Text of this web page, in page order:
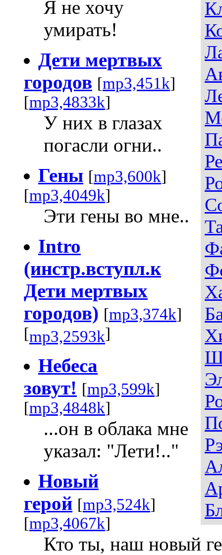
Я не хочу
умирать!
Дети мертвых
городов [mp3,451k]
[mp3,4833k]
У них в глазах
погасли огни..
Гены [mp3,600k]
[mp3,4049k]
Эти гены во мне..
Intro
(инстр.вступл.к
Дети мертвых
городов) [mp3,374k]
[mp3,2593k]
Небеса
зовут! [mp3,599k]
[mp3,4848k]
...он в облака мне
указал: "Лети!.."
Новый
герой [mp3,524k]
[mp3,4067k]
Кто ты, наш новый